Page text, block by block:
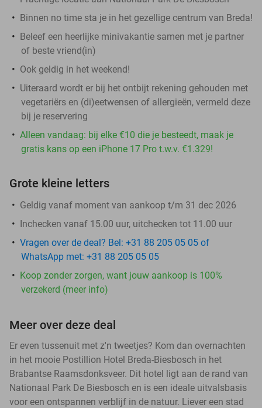
Binnen no time sta je in het gezellige centrum van Breda!
Beleef een heerlijke minivakantie samen met je partner
of beste vriend(in)
Ook geldig in het weekend!
Uiteraard wordt er bij het ontbijt rekening gehouden met
vegetariërs en (di)eetwensen of allergieën, vermeld deze
bij je reservering
Alleen vandaag: bij elke €10 die je besteedt, maak je
gratis kans op een iPhone 17 Pro t.w.v. €1.329!
Grote kleine letters
Geldig vanaf moment van aankoop t/m 31 dec 2026
Inchecken vanaf 15.00 uur, uitchecken tot 11.00 uur
Vragen over de deal? Bel: +31 88 205 05 05 of
WhatsApp met: +31 88 205 05 05
Koop zonder zorgen, want jouw aankoop is 100%
verzekerd (meer info)
Meer over deze deal
Er even tussenuit met z'n tweetjes? Kom dan overnachten
in het mooie Postillion Hotel Breda-Biesbosch in het
Brabantse Raamsdonksveer. Dit hotel ligt aan de rand van
Nationaal Park De Biesbosch en is een ideale uitvalsbasis
voor een ontspannen verblijf in de natuur. Liever een stad